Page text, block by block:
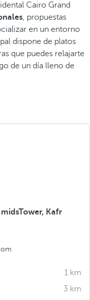
Cairo Grand
, propuestas
en un entorno
dispone de platos
que puedes relajarte
de un día lleno de
Kafr
1 km
3 km